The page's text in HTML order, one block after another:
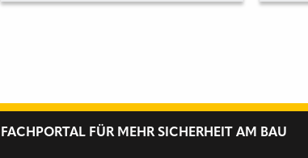
INNOVATIONEN DEUTLICH
FACHPORTAL FÜR MEHR SICHERHEIT AM BAU